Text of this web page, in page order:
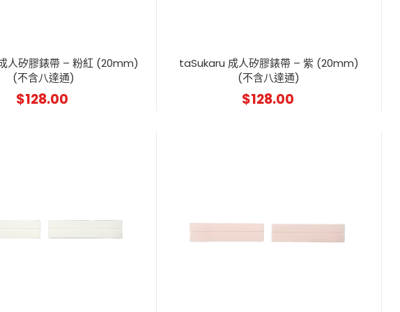
人矽膠錶帶 – 粉紅 (20mm)
(不含八達通)
$128.00
taSukaru 成人矽膠錶帶 – 紫 (20mm)
(不含八達通)
$128.00